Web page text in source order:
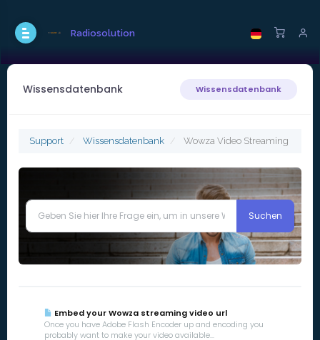
Radiosolution
Wissensdatenbank Wissensdatenbank
Support Wissensdatenbank Wowza Video Streaming
Embed your Wowza streaming video url
Once you have Adobe Flash Encoder up and encoding you
probably want to make your video available...